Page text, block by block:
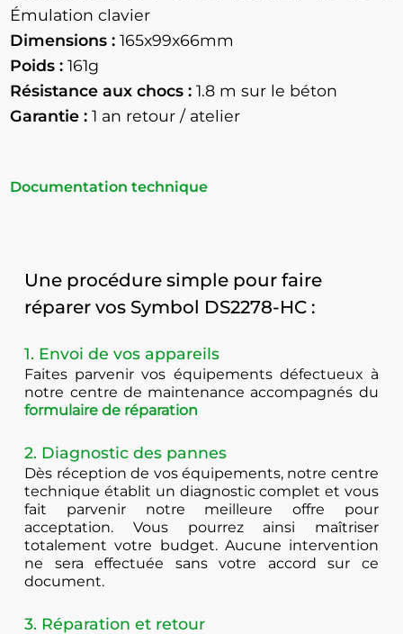
Émulation clavier
Dimensions : 165x99x66mm
Poids : 161g
Résistance aux chocs :1.8 m sur le béton
Garantie : 1 an retour / atelier
Documentation technique
Une procédure simple pour faire
réparer vos Symbol DS2278-HC :
1. Envoi de vos appareils
Faites parvenir vos équipements défectueux à
notre centre de maintenance accompagnés du
formulaire de réparation
2. Diagnostic des pannes
Dès réception de vos équipements, notre centre
technique établit un diagnostic complet et vous
fait parvenir notre meilleure offre pour
acceptation. Vous pourrez ainsi maîtriser
totalement votre budget. Aucune intervention
ne sera effectuée sans votre accord sur ce
document.
3. Réparation et retour